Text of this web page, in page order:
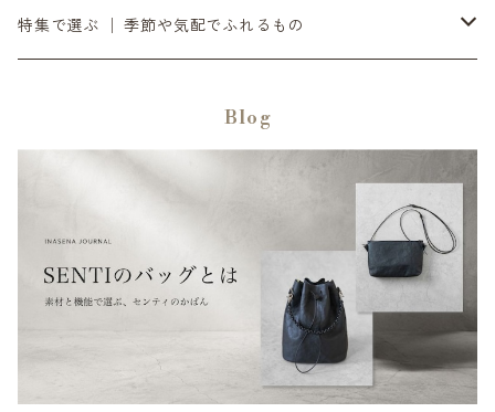
12月の入荷便り
5月の入荷便り
センティ │ SENTI
SENTIの財布
SENTIのベルト
metalyst │ メタリスト
余白をつくる｜ミラー・プランター・インテリア
食卓をととのえる │ カトラリー・食器
時間とともに在る │ ¥20,000〜
銀
ダイニーマレザー
シュリンクレザー
特集で選ぶ │ 季節や気配でふれるもの
Blog